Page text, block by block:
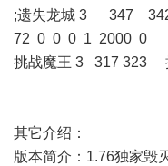
;遗失龙城 3 347
72 0 0 0 1 2000 0
挑战魔王 3 317 323
其它介绍：
版本简介：1.76独家毁